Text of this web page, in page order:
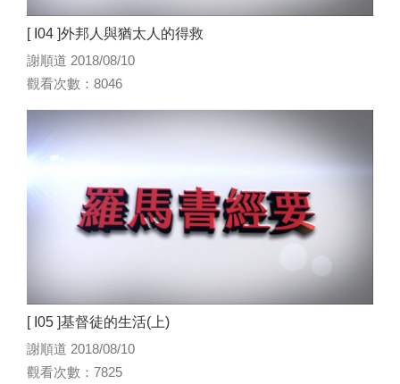
[ I04 ]外邦人與猶太人的得救
謝順道 2018/08/10
觀看次數：8046
[ I05 ]基督徒的生活(上)
謝順道 2018/08/10
觀看次數：7825